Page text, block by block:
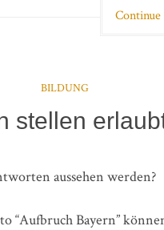
Continue
BILDUNG
stellen
aussehen werden?
“Aufbruch Bayern”